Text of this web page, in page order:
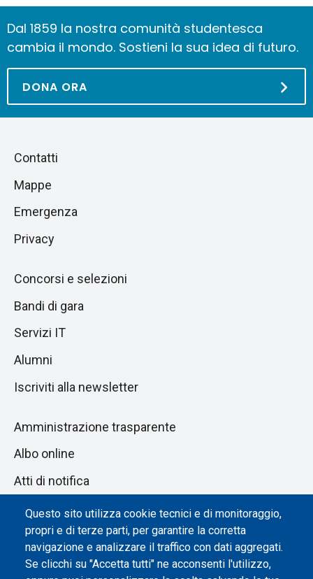
Questo sito utilizza cookie tecnici e di monitoraggio,
propri e di terze parti, per garantire la corretta
navigazione e analizzare il traffico con dati aggregati.
Se clicchi su "Accetta tutti" ne acconsenti l'utilizzo,
Dal 1859 la nostra comunità studentesca
cambia il mondo. Sostieni la sua idea di futuro.
DONA ORA
Salta
sezione
Piè
di
pagina
Contatti
Mappe
Emergenza
Privacy
Concorsi e selezioni
Bandi di gara
Servizi IT
Alumni
Iscriviti alla newsletter
Amministrazione trasparente
Albo online
Atti di notifica
Dichiarazione di accessibilità
Impostazione dei cookie